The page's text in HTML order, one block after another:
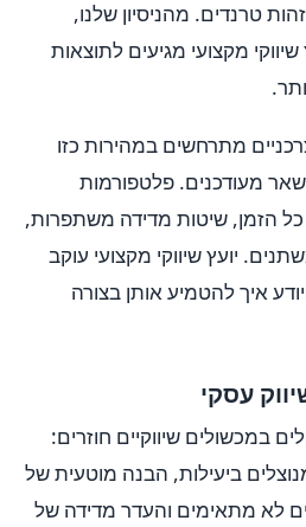
טרנדים. מהניסיון שלנו,
מקצועי מגיעים לתוצאות
מתרחשים במהירות כזו
מעודכנים. פלטפורמות
כל הזמן, שיטות מדידה משתפרות,
יועץ שיווקי מקצועי עוקב
איך להטמיע אותן בצורה
עסקי
במכשולים שיווקיים חוזרים:
ביעילות, הבנה מוטעית של
לא מתאימים והעדר מדידה של